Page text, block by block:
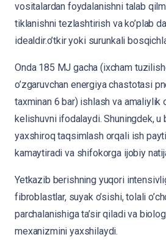
vositalardan foydalanishni talab
tiklanishni tezlashtirish va ko’plab
idealdir.o’tkir yoki surunkali
Onda 185 MJ gacha (ixcham
o’zgaruvchan energiya chastotasi
taxminan 6 bar) ishlash va amaliylik
kelishuvni ifodalaydi. Shuningdek, u
yaxshiroq taqsimlash orqali ish
kamaytiradi va shifokorga ijobiy
Yetkazib berishning yuqori
fibroblastlar, suyak o’sishi, tolali
parchalanishiga ta’sir qiladi va
mexanizmini yaxshilaydi.